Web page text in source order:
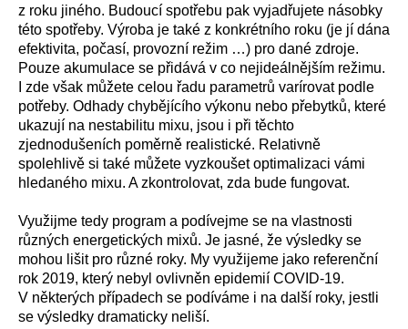
z roku jiného. Budoucí spotřebu pak vyjadřujete násobky
této spotřeby. Výroba je také z konkrétního roku (je jí dána
efektivita, počasí, provozní režim …) pro dané zdroje.
Pouze akumulace se přidává v co nejideálnějším režimu.
I zde však můžete celou řadu parametrů varírovat podle
potřeby. Odhady chybějícího výkonu nebo přebytků, které
ukazují na nestabilitu mixu, jsou i při těchto
zjednodušeních poměrně realistické. Relativně
spolehlivě si také můžete vyzkoušet optimalizaci vámi
hledaného mixu. A zkontrolovat, zda bude fungovat.
Využijme tedy program a podívejme se na vlastnosti
různých energetických mixů. Je jasné, že výsledky se
mohou lišit pro různé roky. My využijeme jako referenční
rok 2019, který nebyl ovlivněn epidemií COVID-19.
V některých případech se podíváme i na další roky, jestli
se výsledky dramaticky neliší.